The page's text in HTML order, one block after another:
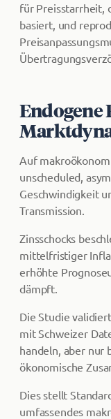
für Preisstarrheit,
basiert, und
Auf
unscheduled,
Geschwindigkeit
Transmission.
Zinsschocks
mittelfristiger
erhöhte
dämpft.
Die Studie
mit Schweizer
handeln, aber nur
ökonomische
Dies stellt
umfassendes